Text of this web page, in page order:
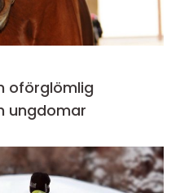
oförglömlig
ungdomar